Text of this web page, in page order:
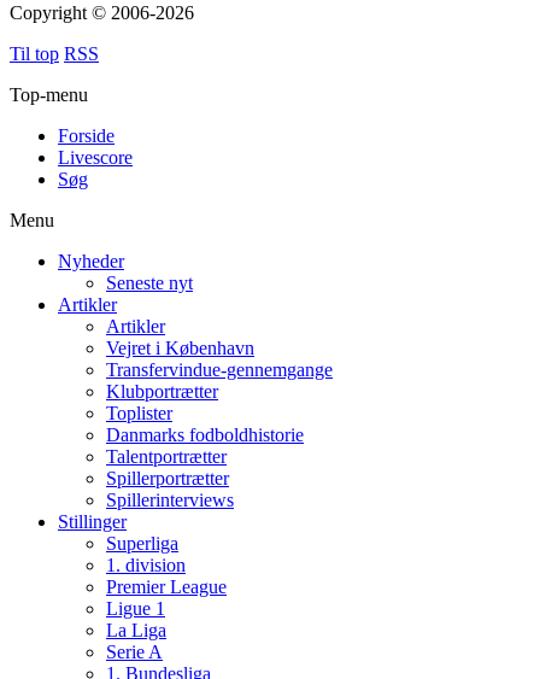
Copyright © 2006-2026
Til top RSS
Top-menu
Forside
Livescore
Søg
Menu
Nyheder
Seneste nyt
Artikler
Artikler
Vejret i København
Transfervindue-gennemgange
Klubportrætter
Toplister
Danmarks fodboldhistorie
Talentportrætter
Spillerportrætter
Spillerinterviews
Stillinger
Superliga
1. division
Premier League
Ligue 1
La Liga
Serie A
1. Bundesliga